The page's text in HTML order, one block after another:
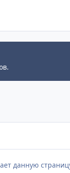
данную